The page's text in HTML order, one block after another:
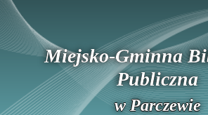
Miejsko-Gminna
Publiczna
w Parczewie